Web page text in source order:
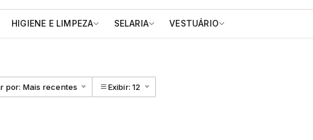
HIGIENE E LIMPEZA SELARIA VESTUÁRIO
por: Mais recentes Exibir: 12